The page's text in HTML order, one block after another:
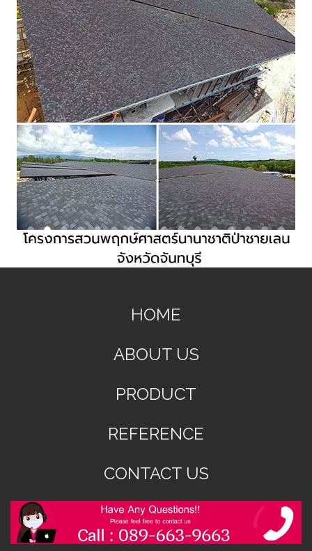
HOME
ABOUT US
PRODUCT
REFERENCE
CONTACT US